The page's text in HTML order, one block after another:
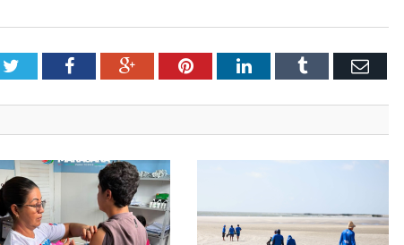
TwitterFacebookGoogle+PinterestLinkedInTumblr Email